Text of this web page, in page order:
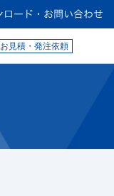
お見積・発注依頼